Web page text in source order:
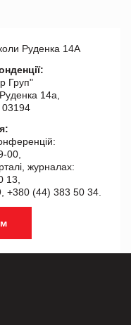
Руденка 14А
Груп"
14а,
00,
журналах:
13,
+380 (44) 383 50 34.